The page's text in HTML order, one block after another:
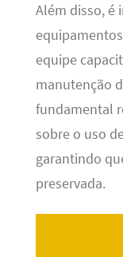
Além disso, é
equipe
manutenção
fundamental
sobre o uso
garantindo
preservada.